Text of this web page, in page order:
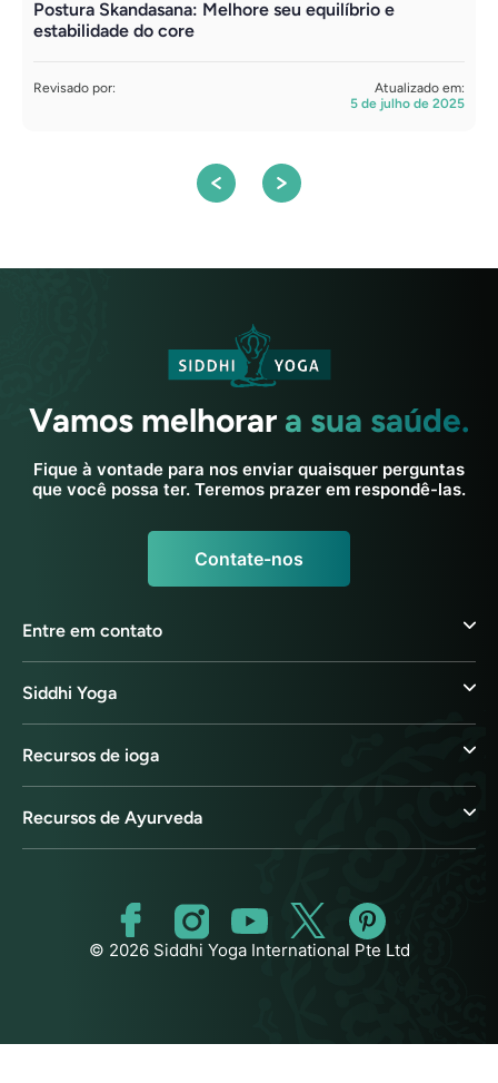
Postura Skandasana: Melhore seu equilíbrio e
estabilidade do core
Revisado por:
Atualizado em:
5 de julho de 2025
Vamos melhorar a sua saúde.
Fique à vontade para nos enviar quaisquer perguntas
que você possa ter. Teremos prazer em respondê-las.
Contate-nos
Entre em contato
Siddhi Yoga
Recursos de ioga
Recursos de Ayurveda
© 2026 Siddhi Yoga International Pte Ltd